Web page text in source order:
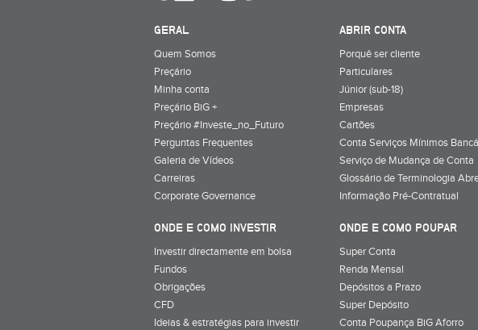
GERAL
Quem Somos
Preçário
Minha conta
Preçário BiG +
Preçário #Investe_no_Futuro
Perguntas Frequentes
Galeria de Vídeos
Carreiras
Corporate Governance
ABRIR CONTA
Porquê ser cliente
Particulares
Júnior (sub-18)
Empresas
Cartões
Conta Serviços Mínimos
Serviço de Mudança de Conta
Glossário de Terminologia
Informação Pré-Contratual
ONDE E COMO INVESTIR
Investir directamente em bolsa
Fundos
Obrigações
CFD
Ideias & estratégias para investir
ONDE E COMO POUPAR
Super Conta
Renda Mensal
Depósitos a Prazo
Super Depósito
Conta Poupança BiG Aforro